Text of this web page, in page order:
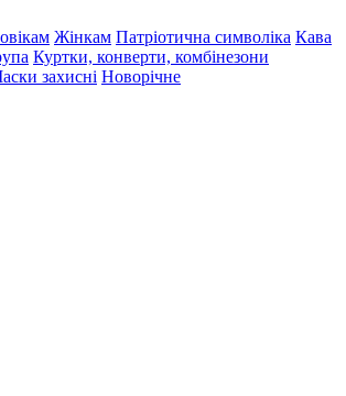
Жінкам Патріотична символіка Кава
Куртки, конверти, комбінезони
захисні Новорічне